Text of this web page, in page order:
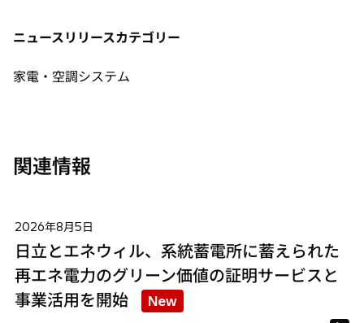
タ
ニュースリリースカテゴリー
家電・空調システム
関連情報
2026年8月5日
日立とエネウィル、系統蓄電所に蓄えられた
再エネ電力のグリーン価値の証明サービスと
事業活用を開始
New